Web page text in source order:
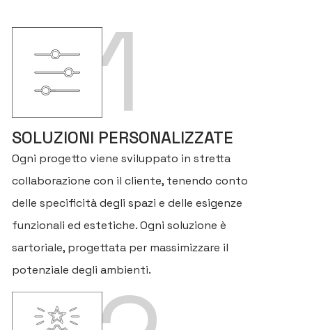
1
SOLUZIONI PERSONALIZZATE
Ogni progetto viene sviluppato in stretta
collaborazione con il cliente, tenendo conto
delle specificità degli spazi e delle esigenze
funzionali ed estetiche. Ogni soluzione è
sartoriale, progettata per massimizzare il
potenziale degli ambienti.